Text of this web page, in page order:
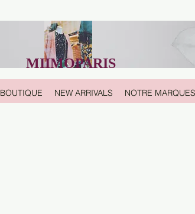
MIIMOPARIS
BOUTIQUE NEW ARRIVALS NOTRE MARQUES